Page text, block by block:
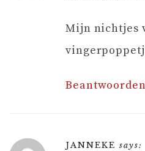
Mijn nichtjes
Beantwoorden
JANNEKE says: